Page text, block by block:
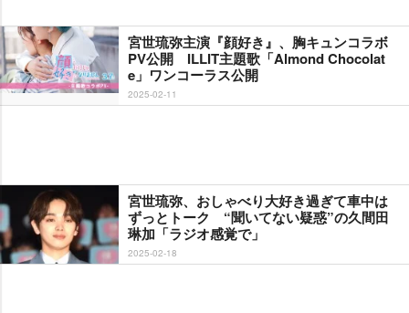
宮世琉弥主演『顔好き』、胸キュンコラボ
PV公開 ILLIT主題歌「Almond Chocolat
e」ワンコーラス公開
2025-02-11
宮世琉弥、おしゃべり大好き過ぎて車中は
ずっとトーク “聞いてない疑惑”の久間田
琳加「ラジオ感覚で」
2025-02-18